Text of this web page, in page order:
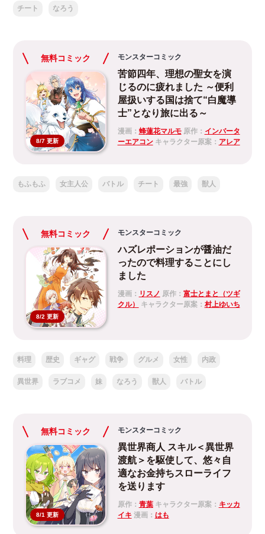
チート なろう
無料コミック
8/7 更新
モンスターコミック
苦節四年、理想の聖女を演
じるのに疲れました ～便利
屋扱いする国は捨て“白魔導
士”となり旅に出る～
漫画： 蜂蓮花マルモ原作： インバータ
ーエアコンキャラクター原案： アレア
もふもふ 女主人公 バトル チート 最強 獣人
無料コミック
8/2 更新
モンスターコミック
ハズレポーションが醤油だ
ったので料理することにし
ました
漫画： リスノ 原作： 富士とまと（ツギ
クル）
キャラクター原案： 村上ゆいち
料理 歴史 ギャグ 戦争 グルメ 女性 内政
異世界 ラブコメ 妹 なろう 獣人 バトル
無料コミック
8/1 更新
モンスターコミック
異世界商人 スキル＜異世界
渡航＞を駆使して、悠々自
適なお金持ちスローライフ
を送ります
原作： 青葉キャラクター原案： キッカ
イキ 漫画： はも